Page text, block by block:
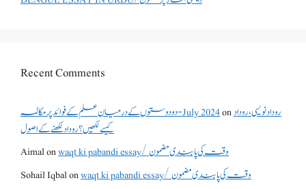
Recent Comments
دو دوستوں کے درمیان علم کے فوائد پر مکالمہ - July 2024onروداد نویسی ،روداد
کیسے لکھیں؟ روداد لکھنے کے اصول
Aimalon
waqt ki pabandi essay/ وقت کی پابندی مضمون
Sohail Iqbalon
waqt ki pabandi essay/ وقت کی پابندی مضمون